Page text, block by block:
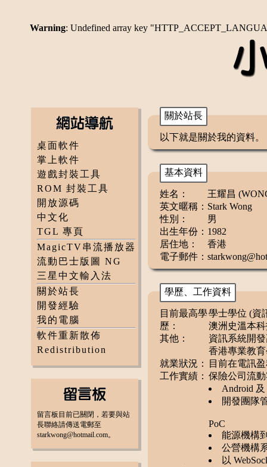
Warning: Undefined array key
桌面軟件
掌上軟件
遊戲封裝工具
ROM 封裝工具
開放源碼
中文化
TGL 專頁
MagicTV串流播放器
流動巴士版圖 NG
三星中文輸入法
關於站長
開發經驗
我的電腦
軟件重新散佈
Redistribution
留言板目前已關閉，若要與站
長聯絡請傳送電郵至
starkwong@hotmail.com。
關於站長
以下就是關於我的資料。
基本資料
姓名：
王耀昌
英文暱稱： Stark Wong
性別：
男
出生年份： 1982
居住地：
香港
電子郵件：
學歷、工作資料
目前最高學
歷：
學士學位 (資
澳洲史溫本科
其他：
資訊系統開
香港專業教
就業狀況：
目前在電訊
工作實績： 保險公司流
Android
開發團隊
PoC
能源機構
公營機構
以